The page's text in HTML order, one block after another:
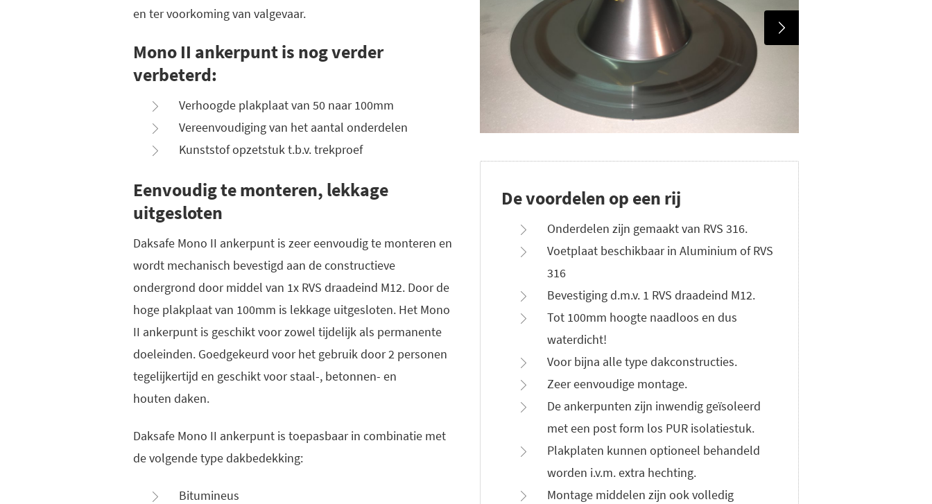
en ter voorkoming van valgevaar.
Mono II ankerpunt is nog verder
verbeterd:
Verhoogde plakplaat van 50 naar 100mm
Vereenvoudiging van het aantal onderdelen
Kunststof opzetstuk t.b.v. trekproef
Eenvoudig te monteren, lekkage
uitgesloten
Daksafe Mono II ankerpunt is zeer eenvoudig te monteren en
wordt mechanisch bevestigd aan de constructieve
ondergrond door middel van 1x RVS draadeind M12. Door de
hoge plakplaat van 100mm is lekkage uitgesloten. Het Mono
II ankerpunt is geschikt voor zowel tijdelijk als permanente
doeleinden. Goedgekeurd voor het gebruik door 2 personen
tegelijkertijd en geschikt voor staal-, betonnen- en
houten daken.
Daksafe Mono II ankerpunt is toepasbaar in combinatie met
de volgende type dakbedekking:
Bitumineus
De voordelen op een rij
Onderdelen zijn gemaakt van RVS 316.
Voetplaat beschikbaar in Aluminium of RVS
316
Bevestiging d.m.v. 1 RVS draadeind M12.
Tot 100mm hoogte naadloos en dus
waterdicht!
Voor bijna alle type dakconstructies.
Zeer eenvoudige montage.
De ankerpunten zijn inwendig geïsoleerd
met een post form los PUR isolatiestuk.
Plakplaten kunnen optioneel behandeld
worden i.v.m. extra hechting.
Montage middelen zijn ook volledig